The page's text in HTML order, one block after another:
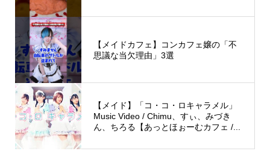
【メイドカフェ】コンカフェ嬢の「不
思議な当欠理由」3選
【メイド】「コ・コ・ロキャラメル」
Music Video / Chimu、すぃ、みづき
ん、ちろる【あっとほぉーむカフェ /...